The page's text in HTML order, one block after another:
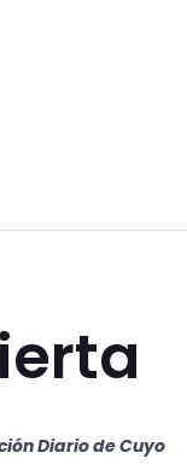
Diario de Cuyo